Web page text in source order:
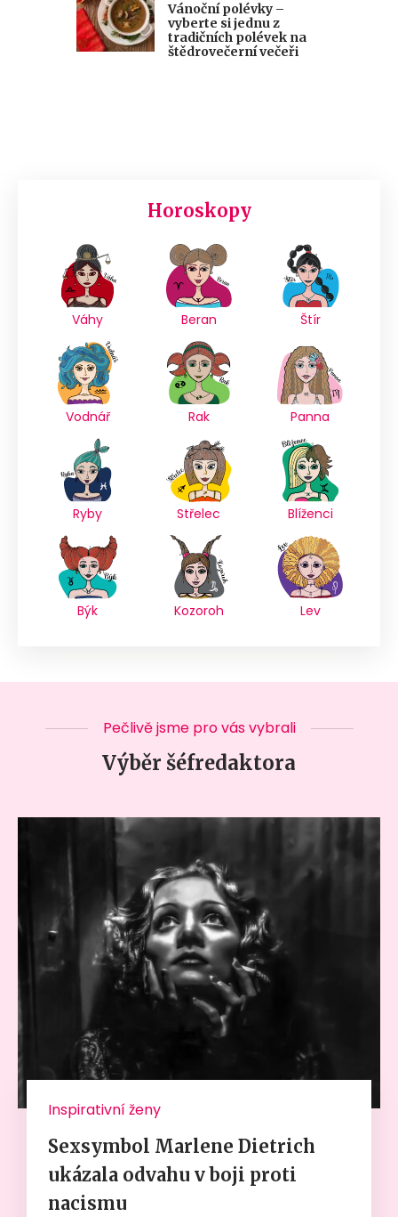
Vánoční polévky –
vyberte si jednu z
tradičních polévek na
štědrovečerní večeři
Horoskopy
Váhy Beran Štír
Vodnář Rak Panna
Ryby Střelec Blíženci
Býk Kozoroh Lev
Pečlivě jsme pro vás vybrali
Výběr šéfredaktora
Inspirativní ženy
Sexsymbol Marlene Dietrich
ukázala odvahu v boji proti
nacismu